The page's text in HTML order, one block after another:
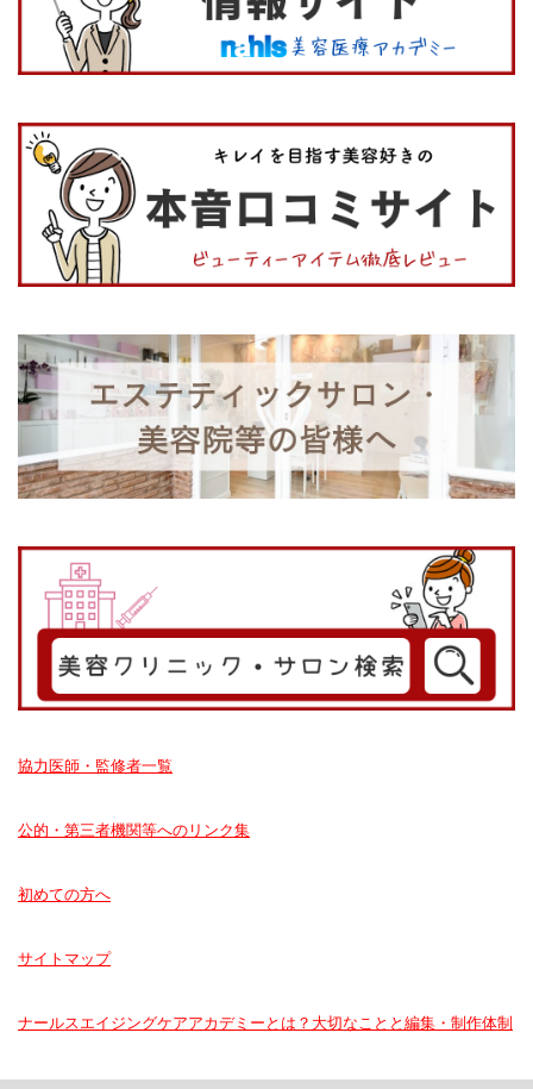
協力医師・監修者一覧
公的・第三者機関等へのリンク集
初めての方へ
サイトマップ
ナールスエイジングケアアカデミーとは？大切なことと編集・制作体制